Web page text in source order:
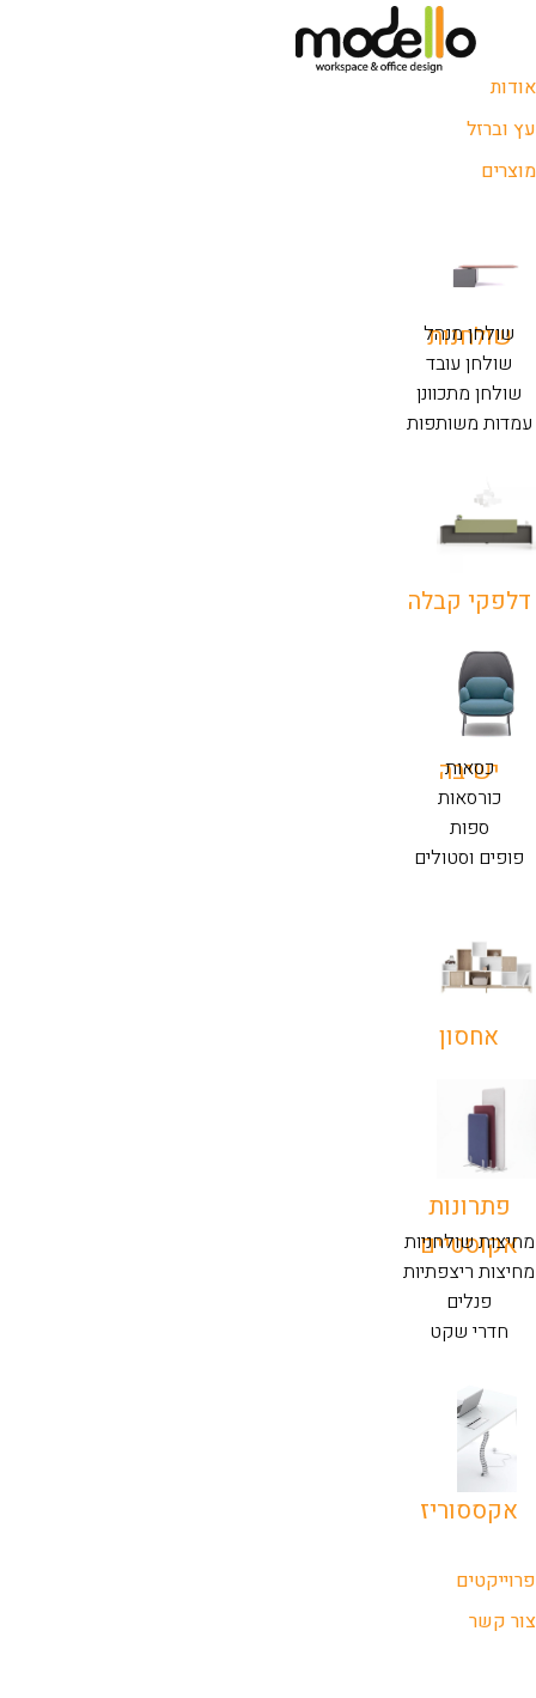
אודות
עץ וברזל
מוצרים
שולחנות
שולחן מנהל
שולחן עובד
שולחן מתכוונן
עמדות משותפות
דלפקי קבלה
ישיבה
כסאות
כורסאות
ספות
פופים וסטולים
אחסון
פתרונות
אקוסטיים
מחיצות שולחניות
מחיצות ריצפתיות
פנלים
חדרי שקט
אקססוריז
פרוייקטים
צור קשר